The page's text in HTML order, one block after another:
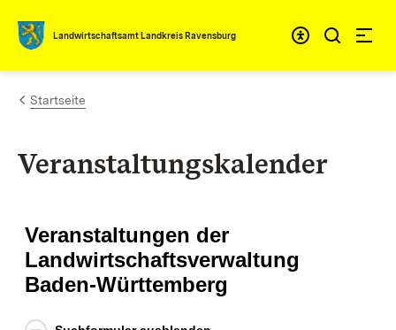
Zum Inhalt springen
Landwirtschaftsamt Landkreis Ravensburg
Startseite
Veranstaltungskalender